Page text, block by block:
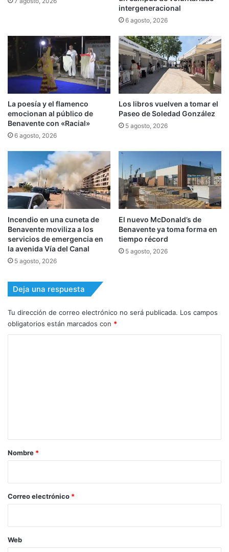
intergeneracional
6 agosto, 2026
La poesía y el flamenco
emocionan al público de
Benavente con «Racial»
6 agosto, 2026
Los libros vuelven a tomar el
Paseo de Soledad González
5 agosto, 2026
Incendio en una cuneta de
Benavente moviliza a los
servicios de emergencia en
la avenida Vía del Canal
5 agosto, 2026
El nuevo McDonald’s de
Benavente ya toma forma en
tiempo récord
5 agosto, 2026
Deja una respuesta
Tu dirección de correo electrónico no será publicada. Los campos
obligatorios están marcados con *
r
*
Nombre *
Correo electrónico *
Web